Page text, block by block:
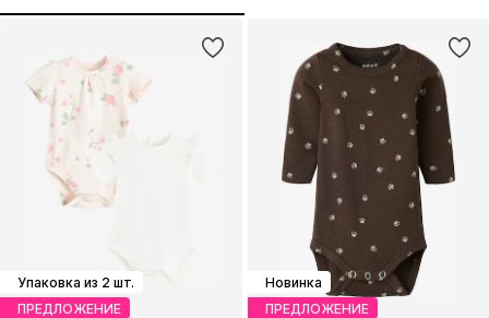
Упаковка из 2 шт.
ПРЕДЛОЖЕНИЕ
Новинка
ПРЕДЛОЖЕНИЕ